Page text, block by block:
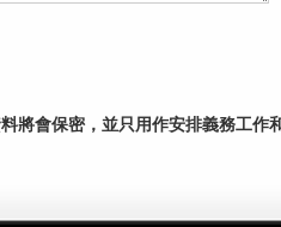
將會保密，並只用作安排義務工作